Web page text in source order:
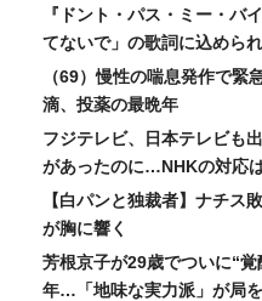
『ドント・パス・ミー・バ
てないで」の歌詞に込めら
（69）慢性の喘息発作で緊
滴、投薬の最晩年
フジテレビ、日本テレビも
があったのに…NHKの対応
【白パンと独裁者】ナチス
が胸に響く
芳根京子が29歳でついに“
年…「地味な実力派」が局